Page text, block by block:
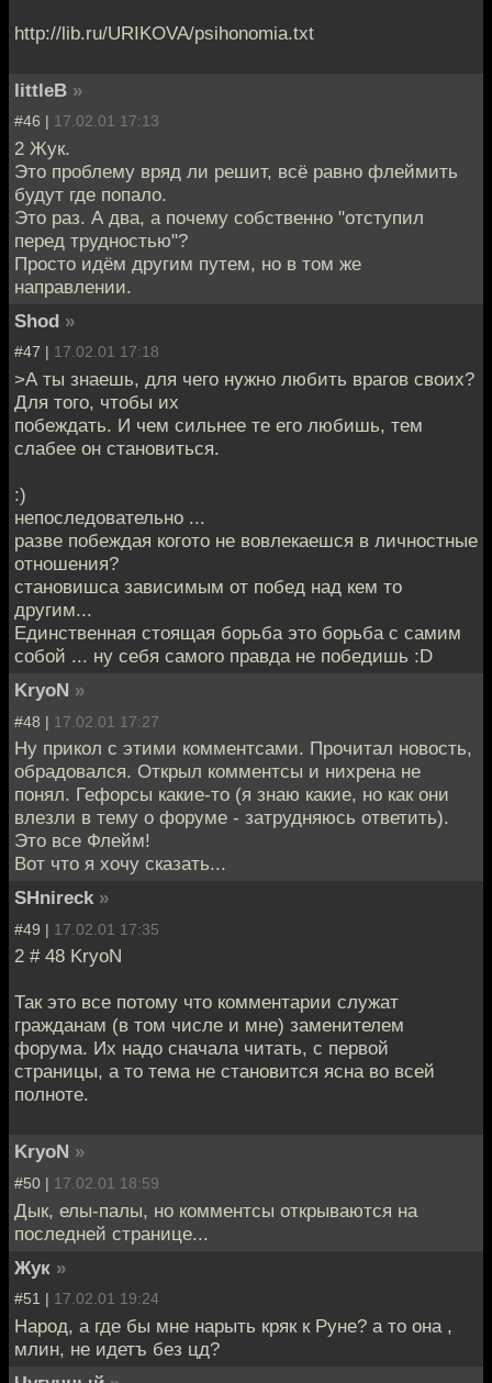
http://lib.ru/URIKOVA/psihonomia.txt
littleB »
#46 | 17.02.01 17:13
2 Жук.
Это проблему вряд ли решит, всё равно флеймить
будут где попало.
Это раз. А два, а почему собственно "отступил
перед трудностью"?
Просто идём другим путем, но в том же
направлении.
Shod »
#47 | 17.02.01 17:18
>А ты знаешь, для чего нужно любить врагов своих?
Для того, чтобы их
побеждать. И чем сильнее те его любишь, тем
слабее он становиться.
:)
непоследовательно ...
разве побеждая когото не вовлекаешся в личностные
отношения?
становишса зависимым от побед над кем то
другим...
Единственная стоящая борьба это борьба с самим
собой ... ну себя самого правда не победишь :D
KryoN »
#48 | 17.02.01 17:27
Ну прикол с этими комментсами. Прочитал новость,
обрадовался. Открыл комментсы и нихрена не
понял. Гефорсы какие-то (я знаю какие, но как они
влезли в тему о форуме - затрудняюсь ответить).
Это все Флейм!
Вот что я хочу сказать...
SHnireck »
#49 | 17.02.01 17:35
2 # 48 KryoN
Так это все потому что комментарии служат
гражданам (в том числе и мне) заменителем
форума. Их надо сначала читать, с первой
страницы, а то тема не становится ясна во всей
полноте.
KryoN »
#50 | 17.02.01 18:59
Дык, елы-палы, но комментсы открываются на
последней странице...
Жук »
#51 | 17.02.01 19:24
Народ, а где бы мне нарыть кряк к Руне? а то она ,
млин, не идетъ без цд?